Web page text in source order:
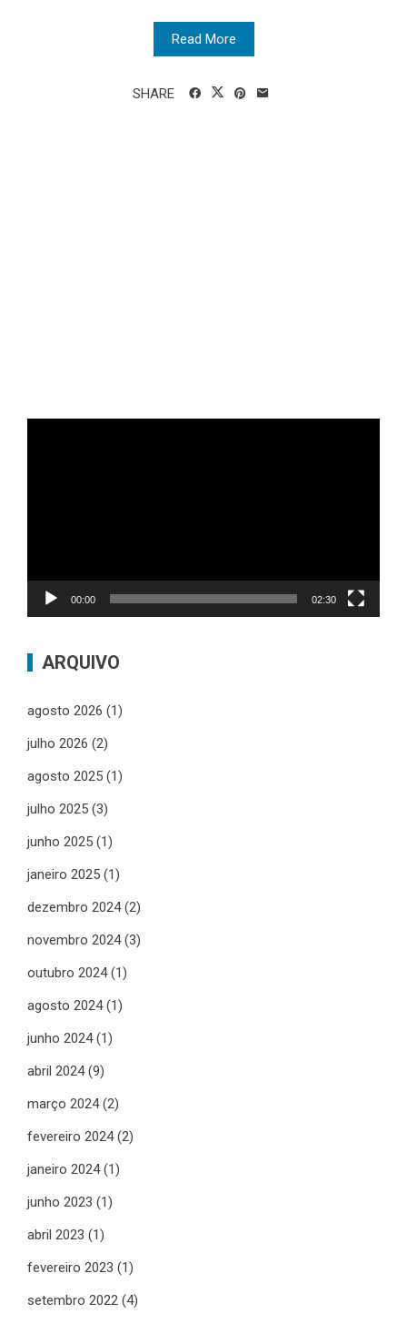
Read More
SHARE
00:00 02:30
ARQUIVO
agosto 2026 (1)
julho 2026 (2)
agosto 2025 (1)
julho 2025 (3)
junho 2025 (1)
janeiro 2025 (1)
dezembro 2024(2)
novembro 2024(3)
outubro 2024(1)
agosto 2024(1)
junho 2024(1)
abril 2024(9)
março 2024(2)
fevereiro 2024(2)
janeiro 2024(1)
junho 2023 (1)
abril 2023 (1)
fevereiro 2023 (1)
setembro 2022 (4)